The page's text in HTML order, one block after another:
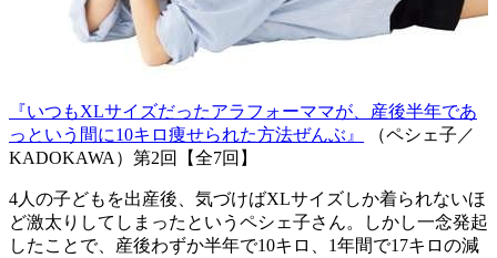
『いつもXLサイズだったアラフォーママが、産後半年であ
っという間に10キロ痩せられた方法ぜんぶ』
（ペシェ子／
KADOKAWA）第2回【全7回】
4人の子どもを出産後、気づけばXLサイズしか着られないほ
ど激太りしてしまったというペシェ子さん。しかし一念発起
したことで、産後わずか半年で10キロ、1年間で17キロの減